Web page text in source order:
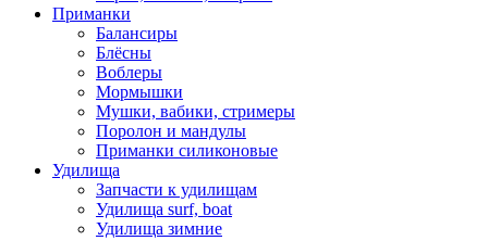
Приманки
Балансиры
Блёсны
Воблеры
Мормышки
Мушки, вабики, стримеры
Поролон и мандулы
Приманки силиконовые
Удилища
Запчасти к удилищам
Удилища surf, boat
Удилища зимние